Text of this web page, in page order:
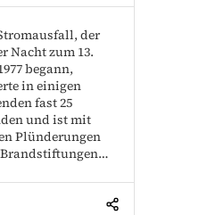
der
Nacht zum 13.
begann,
in einigen
fast 25
und ist mit
Plünderungen